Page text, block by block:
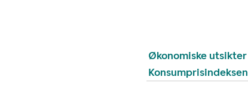
Økonomiske utsikter
Konsumprisindeksen